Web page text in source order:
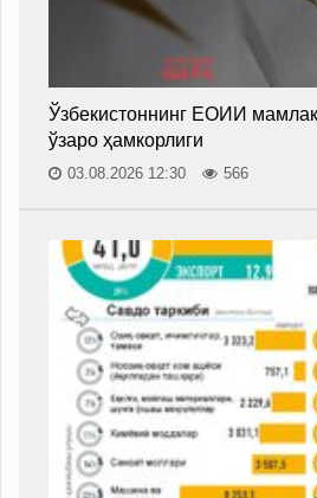
Ўзбекистоннинг ЕОИИ
ўзаро ҳамкорлиги
03.08.2026 12:30 566